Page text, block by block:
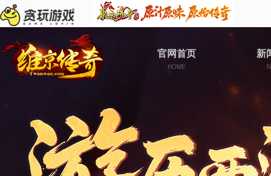
官网首页
HOME
新